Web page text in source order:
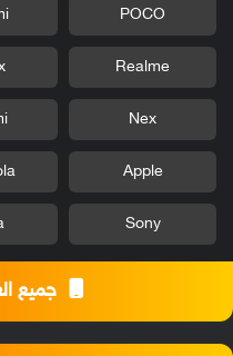
POCO
Realme
Nex
Apple
Sony
جميع